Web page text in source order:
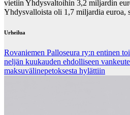
vietiin Yhdysvaltoihin 3,2 miljardin
Yhdysvalloista oli 1,7 miljardia euroa,
Urheilua
Rovaniemen Palloseura ry:n entinen
neljän kuu­kau­den eh­dol­li­seen
mak­su­vä­li­ne­pe­tok­ses­ta hy­lät­tiin